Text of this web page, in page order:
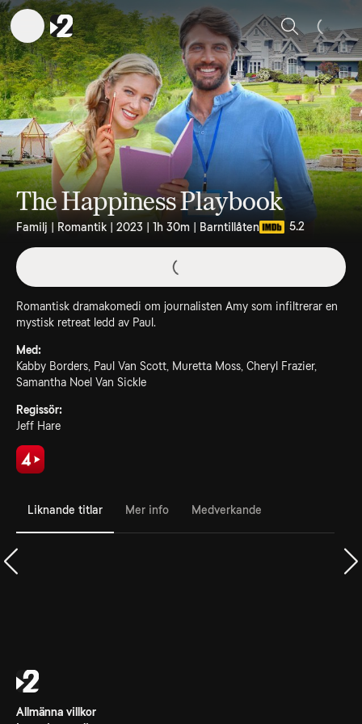
Sök
The Happiness Playbook
Familj | Romantik | 2023 | 1h 30m | Barntillåten 5.2
Romantisk dramakomedi om journalisten Amy som infiltrerar en
mystisk retreat ledd av Paul.
Med:
Kabby Borders, Paul Van Scott, Muretta Moss, Cheryl Frazier,
Samantha Noel Van Sickle
Regissör:
Jeff Hare
Liknande titlar Mer info Medverkande
Allmänna villkor